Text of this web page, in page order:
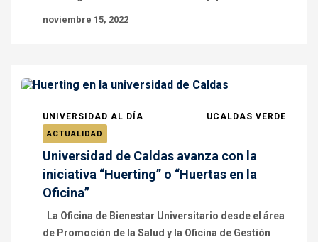
noviembre 15, 2022
UNIVERSIDAD AL DÍA UCALDAS VERDE
ACTUALIDAD
Universidad de Caldas avanza con la
iniciativa “Huerting” o “Huertas en la
Oficina”
La Oficina de Bienestar Universitario desde el área
de Promoción de la Salud y la Oficina de Gestión